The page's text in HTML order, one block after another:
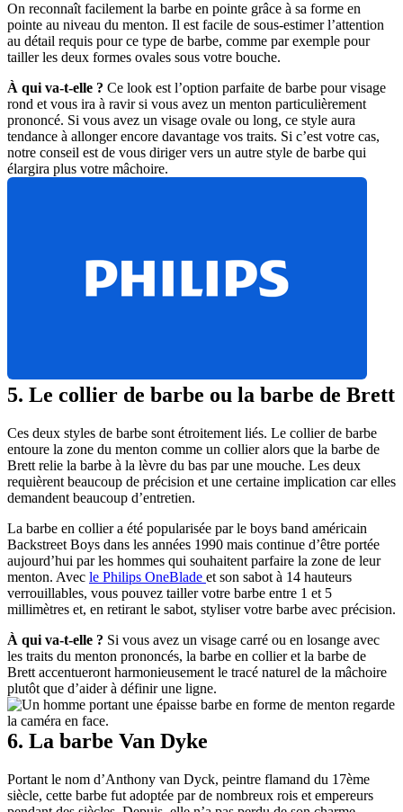
On reconnaît facilement la barbe en pointe grâce à sa forme en
pointe au niveau du menton. Il est facile de sous-estimer l’attention
au détail requis pour ce type de barbe, comme par exemple pour
tailler les deux formes ovales sous votre bouche.
À qui va-t-elle ? Ce look est l’option parfaite de barbe pour visage
rond et vous ira à ravir si vous avez un menton particulièrement
prononcé. Si vous avez un visage ovale ou long, ce style aura
tendance à allonger encore davantage vos traits. Si c’est votre cas,
notre conseil est de vous diriger vers un autre style de barbe qui
élargira plus votre mâchoire.
5. Le collier de barbe ou la barbe de Brett
Ces deux styles de barbe sont étroitement liés. Le collier de barbe
entoure la zone du menton comme un collier alors que la barbe de
Brett relie la barbe à la lèvre du bas par une mouche. Les deux
requièrent beaucoup de précision et une certaine implication car elles
demandent beaucoup d’entretien.
La barbe en collier a été popularisée par le boys band américain
Backstreet Boys dans les années 1990 mais continue d’être portée
aujourd’hui par les hommes qui souhaitent parfaire la zone de leur
menton. Avec le Philips OneBlade et son sabot à 14 hauteurs
verrouillables, vous pouvez tailler votre barbe entre 1 et 5
millimètres et, en retirant le sabot, styliser votre barbe avec précision.
À qui va-t-elle ? Si vous avez un visage carré ou en losange avec
les traits du menton prononcés, la barbe en collier et la barbe de
Brett accentueront harmonieusement le tracé naturel de la mâchoire
plutôt que d’aider à définir une ligne.
6. La barbe Van Dyke
Portant le nom d’Anthony van Dyck, peintre flamand du 17ème
siècle, cette barbe fut adoptée par de nombreux rois et empereurs